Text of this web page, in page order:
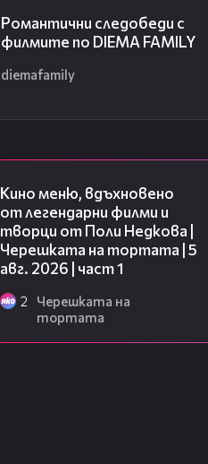
Романтични следобеди с
филмите по DIEMA FAMILY
diemafamily
Кино меню, вдъхновено
от легендарни филми и
творци от Поли Недкова |
Черешката на тортата | 5
авг. 2026 | част 1
2
Черешката на
тортата